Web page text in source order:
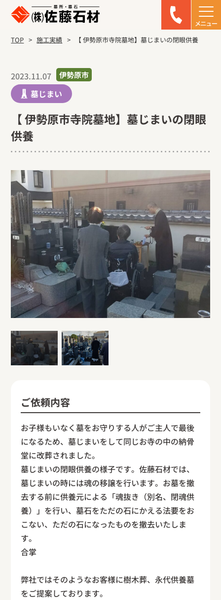
TOP 施工実績 【 伊勢原市寺院墓地】墓じまいの閉眼供養
2023.11.07 伊勢原市
墓じまい
【 伊勢原市寺院墓地】墓じまいの閉眼
供養
ご依頼内容
お子様もいなく墓をお守りする人がご主人で最後
になるため、墓じまいをして同じお寺の中の納骨
堂に改葬されました。
墓じまいの閉眼供養の様子です。佐藤石材では、
墓じまいの時には魂の移譲を行います。お墓を撤
去する前に供養元による「魂抜き（別名、閉魂供
養）」を行い、墓石をただの石にかえる法要をお
こない、ただの石になったものを撤去いたしま
す。
合掌
弊社ではそのようなお客様に樹木葬、永代供養墓
をご提案しております。